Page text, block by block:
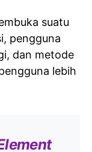
suatu
pengguna
dan metode
lebih